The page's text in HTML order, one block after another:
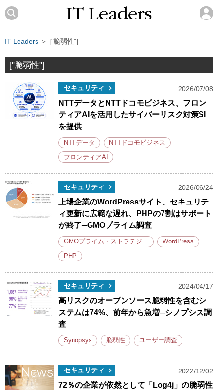
IT Leaders ＞ ["脆弱性"]
["脆弱性"]
セキュリティ 2026/07/08
NTTデータとNTTドコモビジネス、フロン
ティアAIを活用したサイバーリスク対策SI
を提供
NTTデータ NTTドコモビジネス
フロンティアAI
セキュリティ 2026/06/24
上場企業のWordPressサイト、セキュリテ
ィ更新に広範な遅れ、PHPの7割はサポート
が終了─GMOプライム調査
GMOプライム・ストラテジー WordPress
PHP
セキュリティ 2024/04/17
高リスクのオープンソース脆弱性を含むシ
ステムは74%、前年から急増─シノプシス調
査
Synopsys 脆弱性 ユーザー調査
セキュリティ 2022/12/02
72％の企業が依然として「Log4j」の脆弱性